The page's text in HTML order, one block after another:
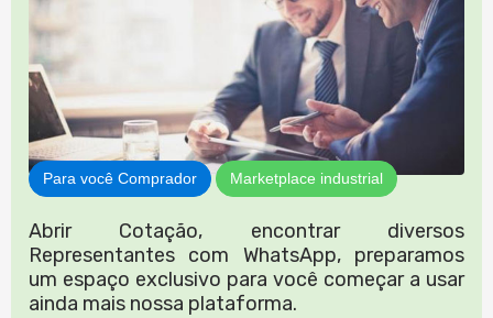
Para você Comprador Marketplace industrial
Abrir Cotação, encontrar diversos
Representantes com WhatsApp, preparamos
um espaço exclusivo para você começar a usar
ainda mais nossa plataforma.